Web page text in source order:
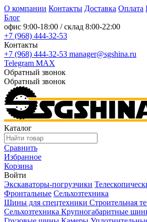
О компании Контакты Доставка Оплата
Блог
офис 9:00-18:00 / склад 8:00-22:00
+7 (968) 444-32-53
Контакты
+7 (968) 444-32-53 manager@sgshina.ru
Telegram MAX
Обратный звонок
Обратный звонок
Каталог
Сравнить
Избранное
Корзина
Войти
Экскаваторы-погрузчики
Фронтальные Сельхозтехника
Шины для спецтехники Строительная
Сельхозтехника Крупногабаритные